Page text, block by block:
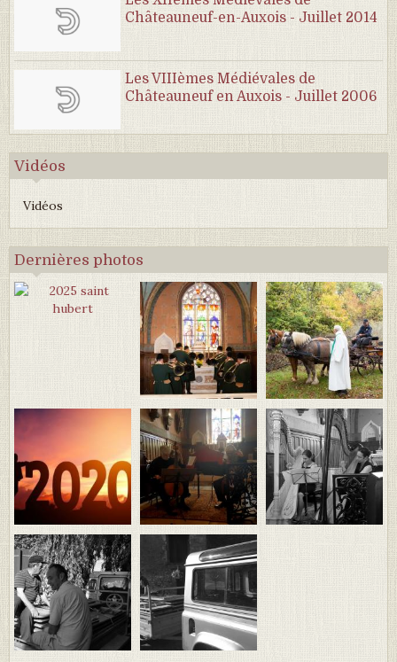
Châteauneuf-en-Auxois - Juillet 2014
Les VIIIèmes Médiévales de
Châteauneuf en Auxois - Juillet 2006
Vidéos
Vidéos
Dernières photos